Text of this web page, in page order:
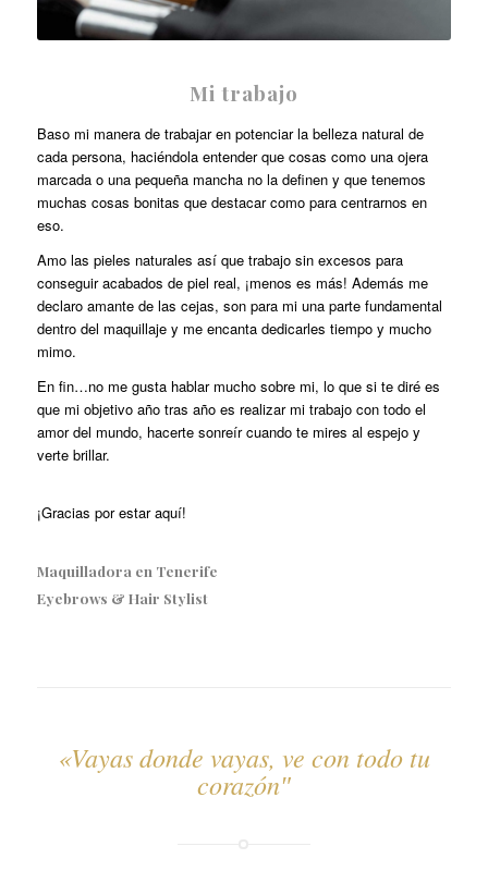
Mi trabajo
Baso mi manera de trabajar en potenciar la belleza natural de
cada persona, haciéndola entender que cosas como una ojera
marcada o una pequeña mancha no la definen y que tenemos
muchas cosas bonitas que destacar como para centrarnos en
eso.
Amo las pieles naturales así que trabajo sin excesos para
conseguir acabados de piel real, ¡menos es más! Además me
declaro amante de las cejas, son para mi una parte fundamental
dentro del maquillaje y me encanta dedicarles tiempo y mucho
mimo.
En fin…no me gusta hablar mucho sobre mi, lo que si te diré es
que mi objetivo año tras año es realizar mi trabajo con todo el
amor del mundo, hacerte sonreír cuando te mires al espejo y
verte brillar.
¡Gracias por estar aquí!
Maquilladora en Tenerife
Eyebrows & Hair Stylist
«Vayas donde vayas, ve con todo tu
corazón″